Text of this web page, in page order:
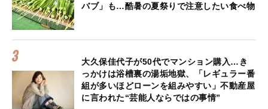
バブ」も…酷暑の夏祭りで注意したい食べ物
大久保佳代子が50代でマンション購入…き
っかけは浴槽裏の湯垢地獄、「レギュラー番
組が多いほどローンを組みやすい」不動産屋
に言われた“芸能人ならではの事情”